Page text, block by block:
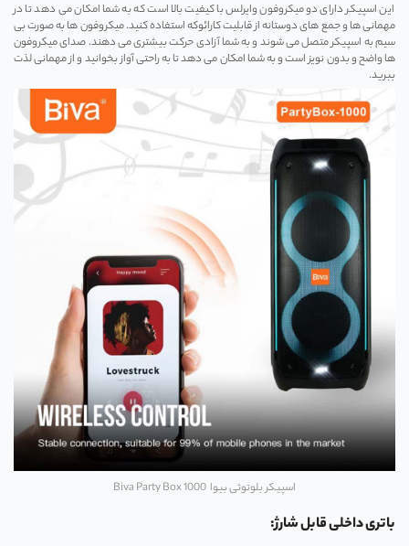
این اسپیکر دارای دو میکروفون وایرلس با کیفیت بالا است که به شما امکان می‌ دهد تا در
مهمانی‌ ها و جمع‌ های دوستانه از قابلیت کارائوکه استفاده کنید. میکروفون‌ ها به صورت بی
‌سیم به اسپیکر متصل می ‌شوند و به شما آزادی حرکت بیشتری می ‌دهند. صدای میکروفون
‌ها واضح و بدون نویز است و به شما امکان می‌ دهد تا به راحتی آواز بخوانید و از مهمانی لذت
ببرید.
اسپیکر بلوتوثی بیوا Biva Party Box 1000
باتری داخلی قابل شارژ: